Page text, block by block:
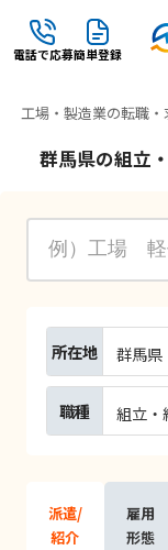
電話で応募簡単登録
工場・製造業の転職
群馬県の組立
所在地 群馬県
職種 組立・
派遣/
紹介
雇用
形態